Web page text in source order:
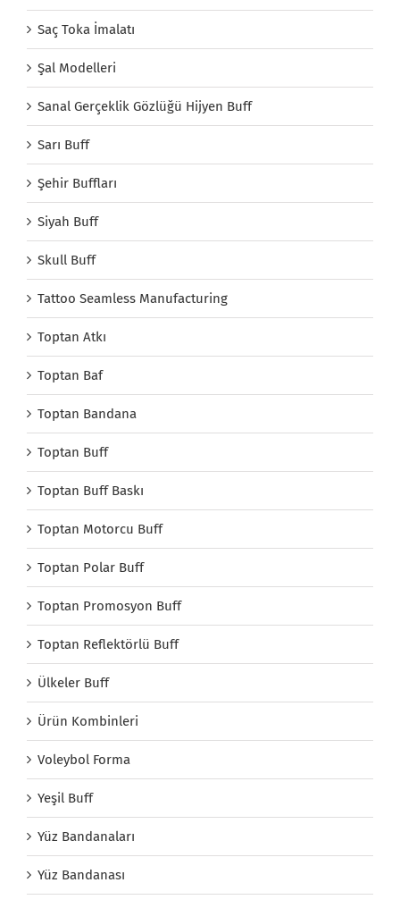
Saç Toka İmalatı
Şal Modelleri
Sanal Gerçeklik Gözlüğü Hijyen Buff
Sarı Buff
Şehir Buffları
Siyah Buff
Skull Buff
Tattoo Seamless Manufacturing
Toptan Atkı
Toptan Baf
Toptan Bandana
Toptan Buff
Toptan Buff Baskı
Toptan Motorcu Buff
Toptan Polar Buff
Toptan Promosyon Buff
Toptan Reflektörlü Buff
Ülkeler Buff
Ürün Kombinleri
Voleybol Forma
Yeşil Buff
Yüz Bandanaları
Yüz Bandanası